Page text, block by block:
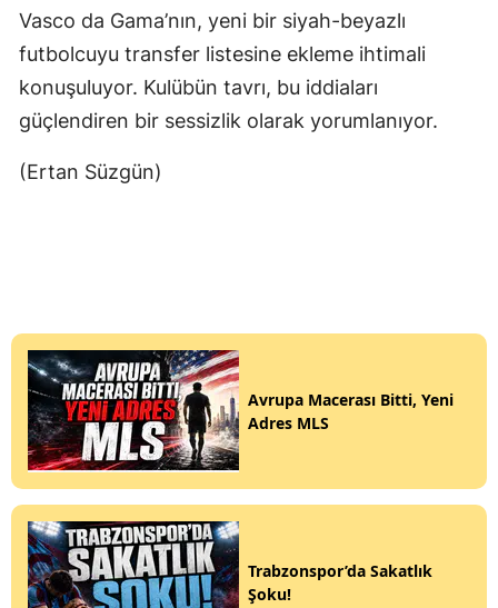
Vasco da Gama’nın, yeni bir siyah-beyazlı
futbolcuyu transfer listesine ekleme ihtimali
konuşuluyor. Kulübün tavrı, bu iddiaları
güçlendiren bir sessizlik olarak yorumlanıyor.
(Ertan Süzgün)
Avrupa Macerası Bitti, Yeni
Adres MLS
Trabzonspor’da Sakatlık
Şoku!